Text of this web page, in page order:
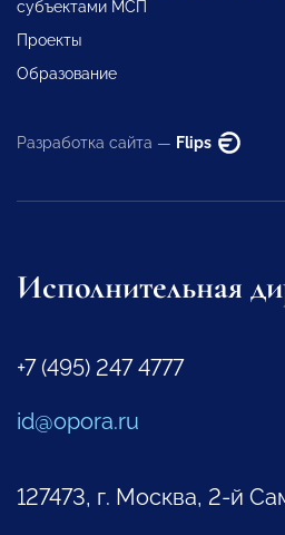
субъектами МСП
Проекты
Образование
Разработка сайта — Flips
Исполнительная
+7 (495) 247 4777
id@opora.ru
127473, г. Москва, 2-й